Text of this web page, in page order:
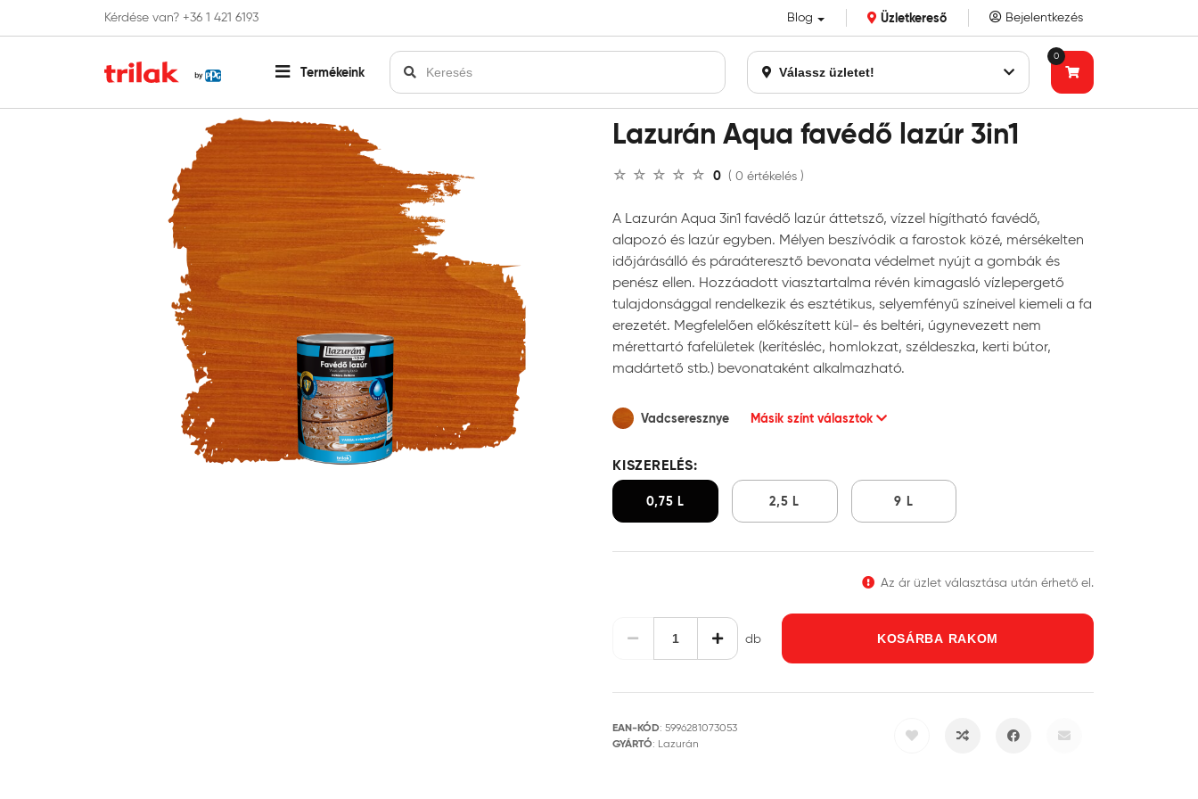
Kérdése van? +36 1 421 6193 Blog Üzletkereső Bejelentkezés
Termékeink Válassz üzletet!
0
Fontos tájékoztatás! Webshopunk hamarosan bezárásra kerül. Kérjük, új rendelést már ne adjon le. Köszönjük eddigi bizalmát!
Lazurán Aqua favédő lazúr 3in1
0 ( 0 értékelés )
A Lazurán Aqua 3in1 favédő lazúr áttetsző, vízzel hígítható favédő,
alapozó és lazúr egyben. Mélyen beszívódik a farostok közé, mérsékelten
időjárásálló és páraáteresztő bevonata védelmet nyújt a gombák és
penész ellen. Hozzáadott viasztartalma révén kimagasló vízlepergető
tulajdonsággal rendelkezik és esztétikus, selyemfényű színeivel kiemeli a fa
erezetét. Megfelelően előkészített kül- és beltéri, úgynevezett nem
mérettartó fafelületek (kerítésléc, homlokzat, széldeszka, kerti bútor,
madártető stb.) bevonataként alkalmazható.
Vadcseresznye Másik színt választok
KISZERELÉS:
0,75 L 2,5 L 9 L
Az ár üzlet választása után érhető el.
db KOSÁRBA RAKOM
EAN-KÓD: 5996281073053
GYÁRTÓ: Lazurán